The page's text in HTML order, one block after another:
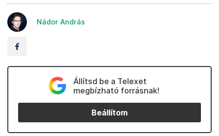
Nádor András
Állítsd be a Telexet
megbízható forrásnak!
Beállítom